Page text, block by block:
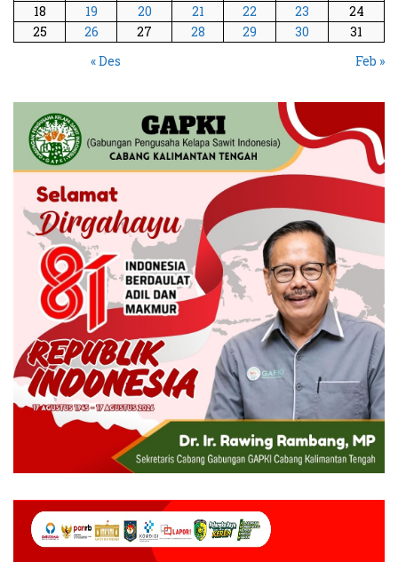
18
19 20 21 22 23
24
25
26 27 28 29 30
31
« Des
Feb »